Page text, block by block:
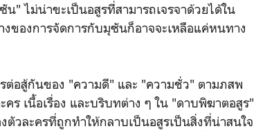
" ไม่น่าขะเป็นอสูรที่สามารถเจรจาด้วยได้ใน
องการจัดการกับมุซันก็อาจจะเหลือแค่หนทาง
ต่อสู้กันของ "ความดี" และ "ความชั่ว" ตามภสพ
ร เนื้อเรื่อง และบริบทต่าง ๆ ใน "ดาบพิฆาตอสูร"
ตัวละครที่ถูกทำให้กลาบเป็นอสูรเป็นสิ่งที่น่าสนใจ